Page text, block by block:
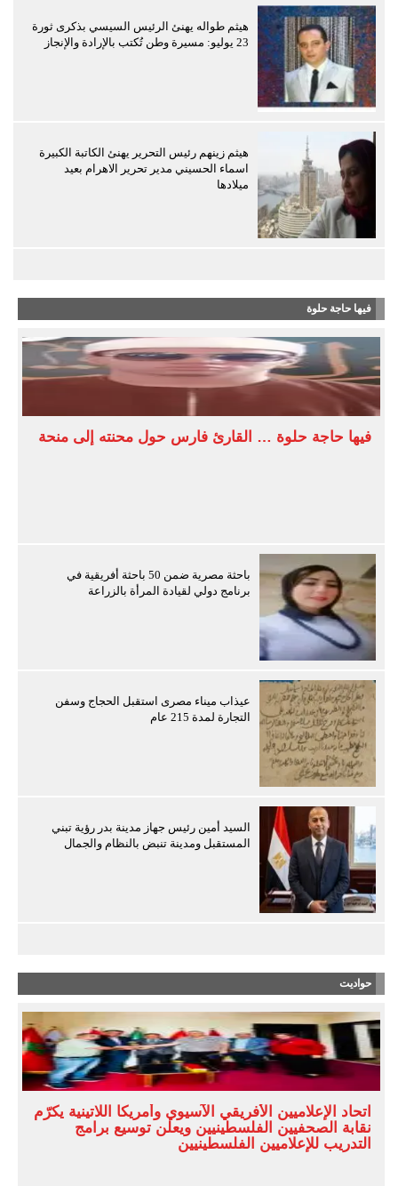
هيثم طواله يهنئ الرئيس السيسي بذكرى ثورة
23 يوليو: مسيرة وطن تُكتب بالإرادة والإنجاز
هيثم زينهم رئيس التحرير يهنئ الكاتبة الكبيرة
اسماء الحسيني مدير تحرير الاهرام بعيد
ميلادها
فيها حاجة حلوة
فيها حاجة حلوة … القارئ فارس حول محنته إلى منحة
باحثة مصرية ضمن 50 باحثة أفريقية في
برنامج دولي لقيادة المرأة بالزراعة
عيذاب ميناء مصرى استقبل الحجاج وسفن
التجارة لمدة 215 عام
السيد أمين رئيس جهاز مدينة بدر رؤية تبني
المستقبل ومدينة تنبض بالنظام والجمال
حواديت
اتحاد الإعلاميين الأفريقي الآسيوي وأمريكا اللاتينية يكرّم
نقابة الصحفيين الفلسطينيين ويعلن توسيع برامج
التدريب للإعلاميين الفلسطينيين